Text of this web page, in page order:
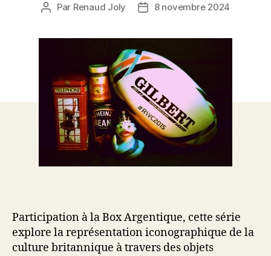
Auteur
Par Renaud Joly
Date8 novembre 2024
Participation à la Box Argentique, cette série
explore la représentation iconographique de la
culture britannique à travers des objets